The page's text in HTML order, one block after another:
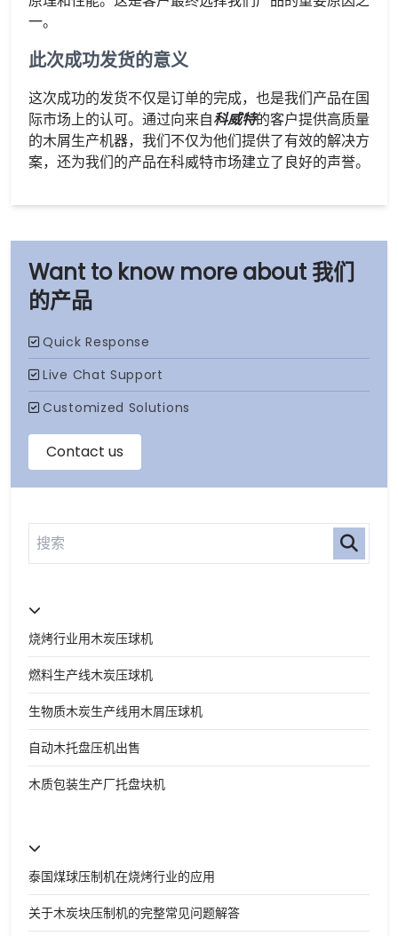
我们
的产品
烧烤行业用木炭压球机
燃料生产线木炭压球机
生物质木炭生产线用木屑压球机
自动木托盘压机出售
木质包装生产厂托盘块机
泰国煤球压制机在烧烤行业的应用
关于木炭块压制机的完整常见问题解答
一。
此次成功发货的意义
这次成功的发货不仅是订单的完成，也是我们产品在国
际市场上的认可。通过向来自科威特的客户提供高质量
的木屑生产机器，我们不仅为他们提供了有效的解决方
案，还为我们的产品在科威特市场建立了良好的声誉。